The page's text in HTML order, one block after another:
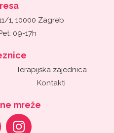
1, 10000 Zagreb
09-17h
Terapijska zajednica
Kontakti
mreže